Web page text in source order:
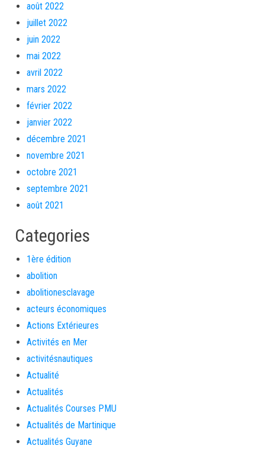
août 2022
juillet 2022
juin 2022
mai 2022
avril 2022
mars 2022
février 2022
janvier 2022
décembre 2021
novembre 2021
octobre 2021
septembre 2021
août 2021
Categories
1ère édition
abolition
abolitionesclavage
acteurs économiques
Actions Extérieures
Activités en Mer
activitésnautiques
Actualité
Actualités
Actualités Courses PMU
Actualités de Martinique
Actualités Guyane